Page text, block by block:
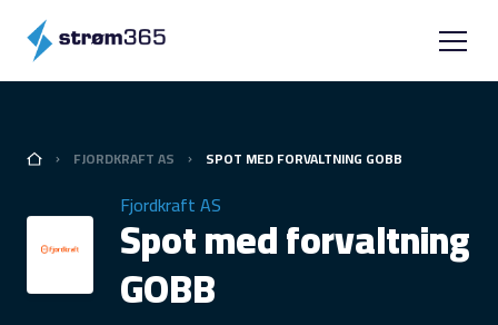
FJORDKRAFT AS SPOT MED FORVALTNING GOBB
Fjordkraft AS
Spot med forvaltning
GOBB